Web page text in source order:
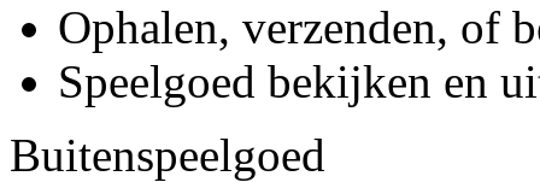
Ophalen, verzenden, of
Speelgoed bekijken en
Buitenspeelgoed